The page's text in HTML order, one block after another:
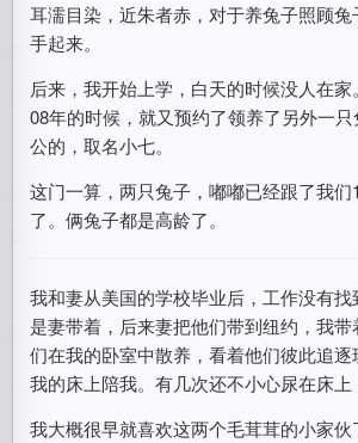
耳濡目染，近朱者赤，对于养兔子照顾
手起来。
后来，我开始上学，白天的时候没人在家
08年的时候，就又预约了领养了另外一只
公的，取名小七。
这门一算，两只兔子，嘟嘟已经跟了我们
了。俩兔子都是高龄了。
我和妻从美国的学校毕业后，工作没有
是妻带着，后来妻把他们带到纽约，我
们在我的卧室中散养，看着他们彼此追
我的床上陪我。有几次还不小心尿在床上
我大概很早就喜欢这两个毛茸茸的小家伙